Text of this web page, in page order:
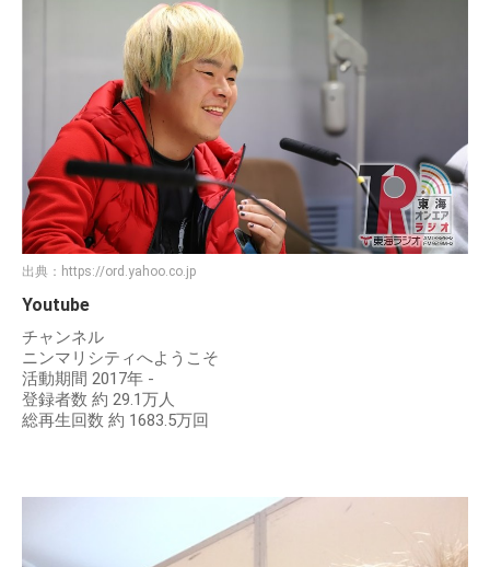
出典： https://ord.yahoo.co.jp
Youtube
チャンネル
ニンマリシティへようこそ
活動期間 2017年 -
登録者数 約 29.1万人
総再生回数 約 1683.5万回